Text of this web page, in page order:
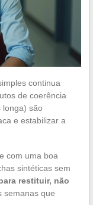
continua
de coerência
longa) são
e estabilizar a
com uma boa
sintéticas sem
restituir, não
semanas que